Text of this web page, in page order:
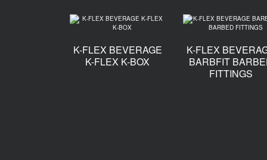
K-FLEX BEVERAGE
K-FLEX K-BOX
K-FLEX
BARBFIT
FITTINGS